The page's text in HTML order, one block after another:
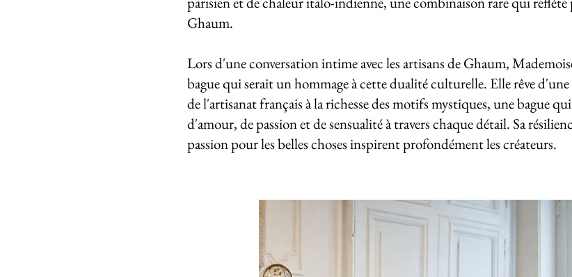
Ghaum.
Lors d'une conversation intime avec les artisans de Ghaum,
bague qui serait un hommage à cette dualité culturelle. Elle rêve
de l'artisanat français à la richesse des motifs mystiques, une bague
d'amour, de passion et de sensualité à travers chaque détail. Sa
passion pour les belles choses inspirent profondément les créateurs.